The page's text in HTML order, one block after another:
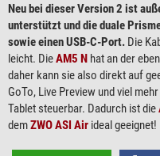
Neu bei dieser Version 2 ist
unterstützt und die duale
sowie einen USB-C-Port. Die
leicht. DieAM5 N hat an der
daher kann sie also direkt auf
GoTo, Live Preview und viel
Tablet steuerbar. Dadurch ist die
demZWO ASI Air ideal geeignet!